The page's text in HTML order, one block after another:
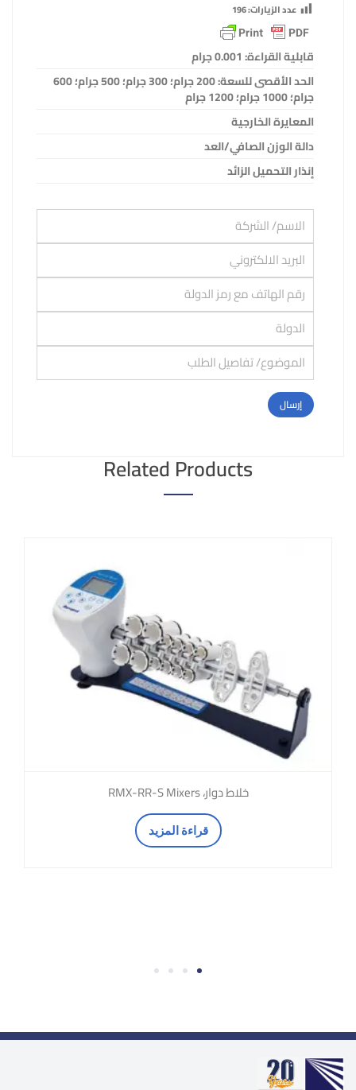
عدد الزيارات:196
قابلية القراءة: 0.001 جرام
الحد الأقصى للسعة: 200 جرام؛ 300 جرام؛ 500 جرام؛ 600
جرام؛ 1000 جرام؛ 1200 جرام
المعايرة الخارجية
دالة الوزن الصافي/العد
إنذار التحميل الزائد
Related Products
خلاط دوار، RMX-RR-S Mixers
قراءة المزيد
1
2
3
4